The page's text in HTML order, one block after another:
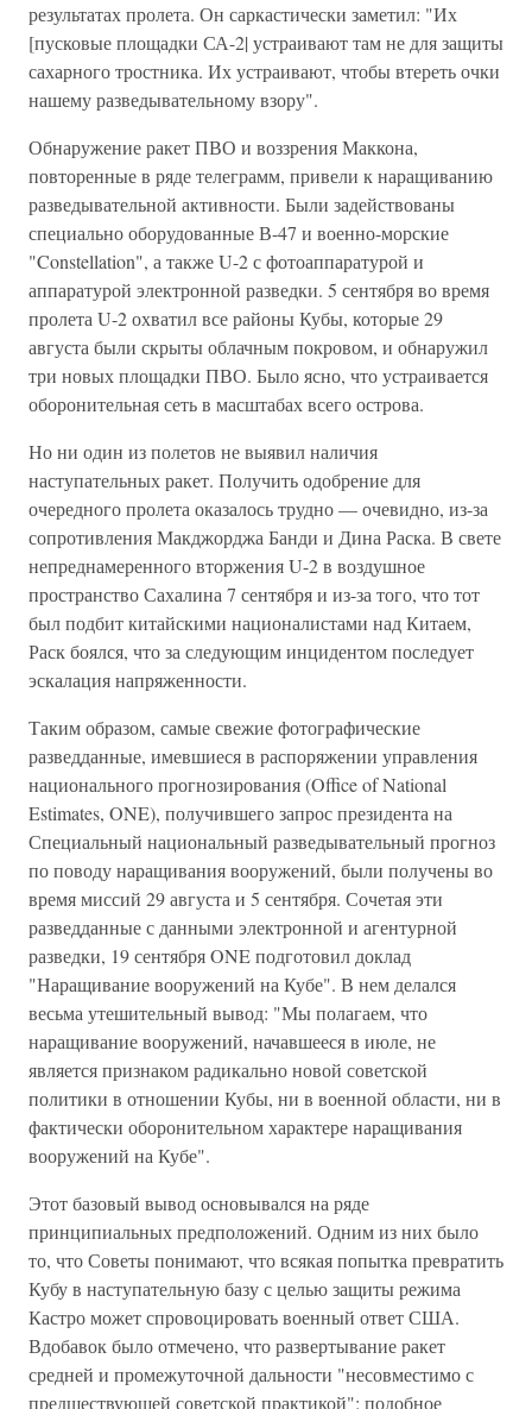
результатах пролета. Он саркастически заметил: "Их
[пусковые площадки СА-2| устраивают там не для защиты
сахарного тростника. Их устраивают, чтобы втереть очки
нашему разведывательному взору".
Обнаружение ракет ПВО и воззрения Маккона,
повторенные в ряде телеграмм, привели к наращиванию
разведывательной активности. Были задействованы
специально оборудованные В-47 и военно-морские
"Constellation", а также U-2 с фотоаппаратурой и
аппаратурой электронной разведки. 5 сентября во время
пролета U-2 охватил все районы Кубы, которые 29
августа были скрыты облачным покровом, и обнаружил
три новых площадки ПВО. Было ясно, что устраивается
оборонительная сеть в масштабах всего острова.
Но ни один из полетов не выявил наличия
наступательных ракет. Получить одобрение для
очередного пролета оказалось трудно — очевидно, из-за
сопротивления Макджорджа Банди и Дина Раска. В свете
непреднамеренного вторжения U-2 в воздушное
пространство Сахалина 7 сентября и из-за того, что тот
был подбит китайскими националистами над Китаем,
Раск боялся, что за следующим инцидентом последует
эскалация напряженности.
Таким образом, самые свежие фотографические
разведданные, имевшиеся в распоряжении управления
национального прогнозирования (Office of National
Estimates, ONE), получившего запрос президента на
Специальный национальный разведывательный прогноз
по поводу наращивания вооружений, были получены во
время миссий 29 августа и 5 сентября. Сочетая эти
разведданные с данными электронной и агентурной
разведки, 19 сентября ONE подготовил доклад
"Наращивание вооружений на Кубе". В нем делался
весьма утешительный вывод: "Мы полагаем, что
наращивание вооружений, начавшееся в июле, не
является признаком радикально новой советской
политики в отношении Кубы, ни в военной области, ни в
фактически оборонительном характере наращивания
вооружений на Кубе".
Этот базовый вывод основывался на ряде
принципиальных предположений. Одним из них было
то, что Советы понимают, что всякая попытка превратить
Кубу в наступательную базу с целью защиты режима
Кастро может спровоцировать военный ответ США.
Вдобавок было отмечено, что развертывание ракет
средней и промежуточной дальности "несовместимо с
предшествующей советской практикой": подобное